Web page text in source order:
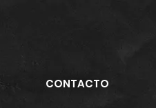
CONTACTO